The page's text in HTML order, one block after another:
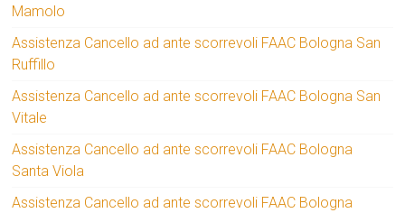
Mamolo
Assistenza Cancello ad ante scorrevoli FAAC Bologna San
Ruffillo
Assistenza Cancello ad ante scorrevoli FAAC Bologna San
Vitale
Assistenza Cancello ad ante scorrevoli FAAC Bologna
Santa Viola
Assistenza Cancello ad ante scorrevoli FAAC Bologna